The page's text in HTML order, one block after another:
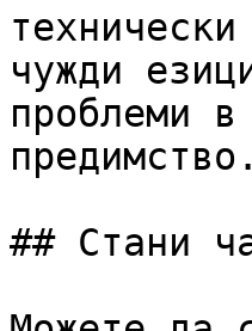
чужди
проблеми
предимство.
## Стани